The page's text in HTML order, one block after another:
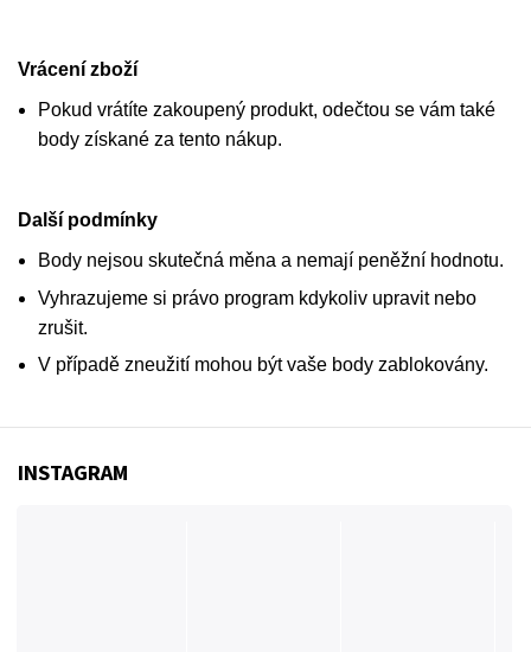
Vrácení zboží
Pokud vrátíte zakoupený produkt, odečtou se vám také
body získané za tento nákup.
Další podmínky
Body nejsou skutečná měna a nemají peněžní hodnotu.
Vyhrazujeme si právo program kdykoliv upravit nebo
zrušit.
V případě zneužití mohou být vaše body zablokovány.
INSTAGRAM